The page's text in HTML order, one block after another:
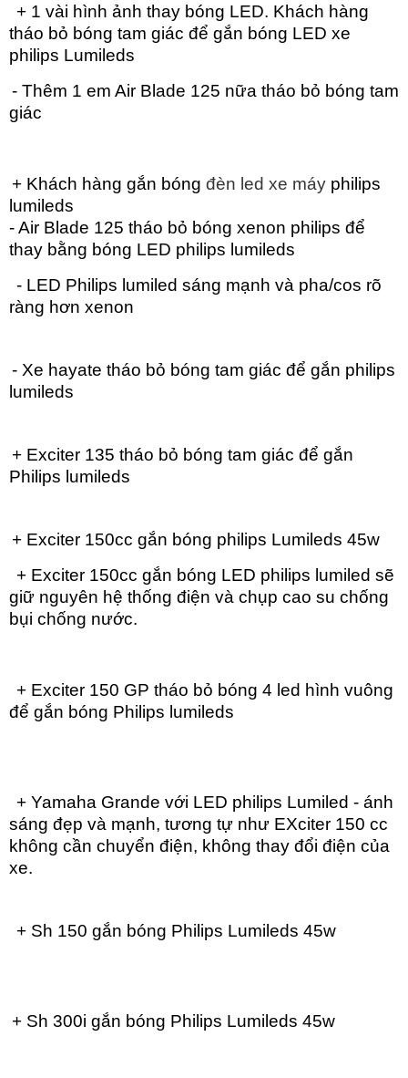
+ 1 vài hình ảnh thay bóng LED. Khách hàng
tháo bỏ bóng tam giác để gắn bóng LED xe
philips Lumileds
- Thêm 1 em Air Blade 125 nữa tháo bỏ bóng tam
giác
+ Khách hàng gắn bóng đèn led xe máy philips
lumileds
- Air Blade 125 tháo bỏ bóng xenon philips để
thay bằng bóng LED philips lumileds
- LED Philips lumiled sáng mạnh và pha/cos rõ
ràng hơn xenon
- Xe hayate tháo bỏ bóng tam giác để gắn philips
lumileds
+ Exciter 135 tháo bỏ bóng tam giác để gắn
Philips lumileds
+ Exciter 150cc gắn bóng philips Lumileds 45w
+ Exciter 150cc gắn bóng LED philips lumiled sẽ
giữ nguyên hệ thống điện và chụp cao su chống
bụi chống nước.
+ Exciter 150 GP tháo bỏ bóng 4 led hình vuông
để gắn bóng Philips lumileds
+ Yamaha Grande với LED philips Lumiled - ánh
sáng đẹp và mạnh, tương tự như EXciter 150 cc
không cần chuyển điện, không thay đổi điện của
xe.
+ Sh 150 gắn bóng Philips Lumileds 45w
+ Sh 300i gắn bóng Philips Lumileds 45w